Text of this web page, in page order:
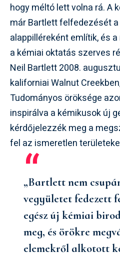
hogy méltó lett volna rá. A
már Bartlett felfedezését
alappilléreként említik, és
a kémiai oktatás szerves
Neil Bartlett 2008.
kaliforniai Walnut
Tudományos öröksége
inspirálva a kémikusok új
kérdőjelezzék meg a
fel az ismeretlen
„Bartlett nem
vegyületet fedezett
egész új kémiai
meg, és örökre
elemekről alkotott